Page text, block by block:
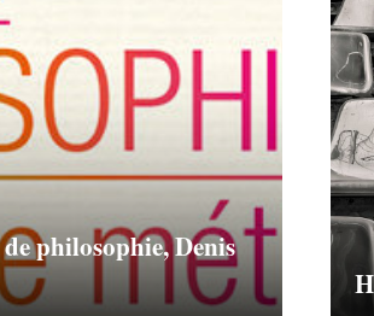
philosophie, Denis